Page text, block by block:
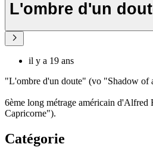
L'ombre d'un
il y a 19 ans
"L'ombre d'un doute" (vo "Shadow of
6ème long métrage américain d'Alfred
Capricorne").
Catégorie